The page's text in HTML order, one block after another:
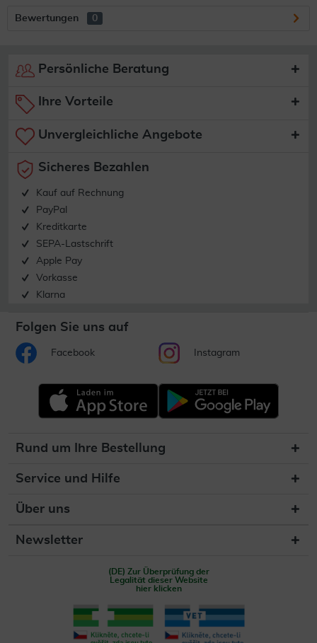
Bewertungen 0
Persönliche Beratung
Ihre Vorteile
Unvergleichliche Angebote
Sicheres Bezahlen
Kauf auf Rechnung
PayPal
Kreditkarte
SEPA-Lastschrift
Apple Pay
Vorkasse
Klarna
Folgen Sie uns auf
Facebook Instagram
Rund um Ihre Bestellung
Service und Hilfe
Über uns
Newsletter
(DE) Zur Überprüfung der
Legalität dieser Website
hier klicken